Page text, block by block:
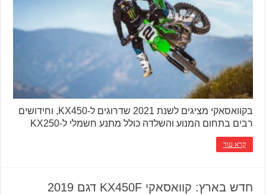
בקוואסאקי מציגים לשנת 2021 שדרוגים ל-KX450, וחידושים
רבים בתחום המנוע והשלדה כולל מתנע חשמלי ל-KX250
קרא עוד
חדש בארץ: קוואסאקי KX450F דגם 2019